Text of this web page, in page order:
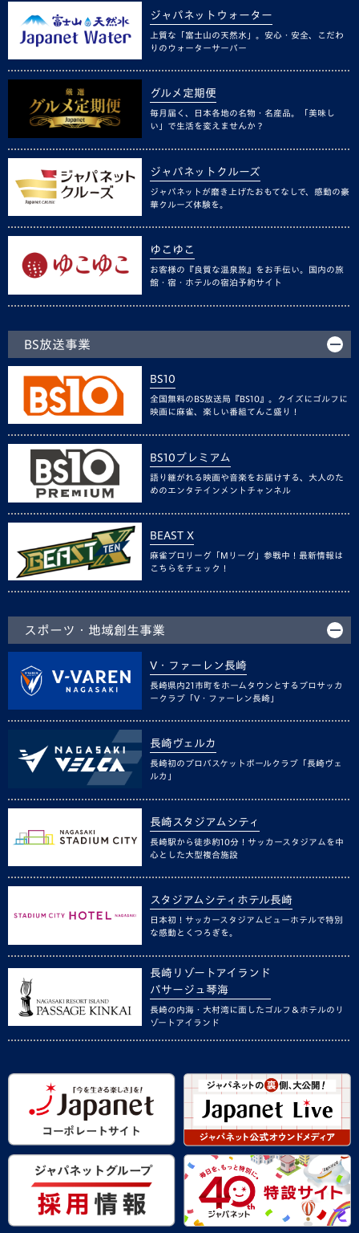
ジャパネットウォーター
上質な「富士山の天然水」。安心・安全、こだわ
りのウォーターサーバー
グルメ定期便
毎月届く、日本各地の名物・名産品。「美味し
い」で生活を変えませんか？
ジャパネットクルーズ
ジャパネットが磨き上げたおもてなしで、感動の豪
華クルーズ体験を。
ゆこゆこ
お客様の『良質な温泉旅』をお手伝い。国内の旅
館・宿・ホテルの宿泊予約サイト
BS放送事業
BS10
全国無料のBS放送局『BS10』。クイズにゴルフに
映画に麻雀、楽しい番組てんこ盛り！
BS10プレミアム
語り継がれる映画や音楽をお届けする、大人のた
めのエンタテインメントチャンネル
BEAST X
麻雀プロリーグ「Mリーグ」参戦中！最新情報は
こちらをチェック！
スポーツ・地域創生事業
V・ファーレン長崎
長崎県内21市町をホームタウンとするプロサッカ
ークラブ「V・ファーレン長崎」
長崎ヴェルカ
長崎初のプロバスケットボールクラブ「長崎ヴェ
ルカ」
長崎スタジアムシティ
長崎駅から徒歩約10分！サッカースタジアムを中
心とした大型複合施設
スタジアムシティホテル長崎
日本初！サッカースタジアムビューホテルで特別
な感動とくつろぎを。
長崎リゾートアイランド
パサージュ琴海
長崎の内海・大村湾に面したゴルフ＆ホテルのリ
ゾートアイランド